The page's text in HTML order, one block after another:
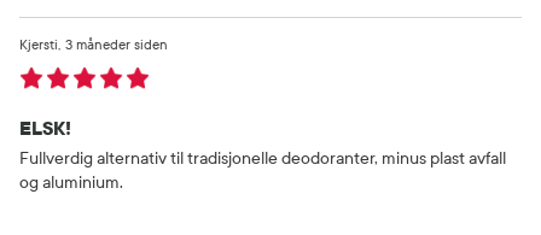
ELSK!
3 måneder siden
Kjersti
Fullverdig alternativ til tradisjonelle deodoranter, minus plast avfall
og aluminium.